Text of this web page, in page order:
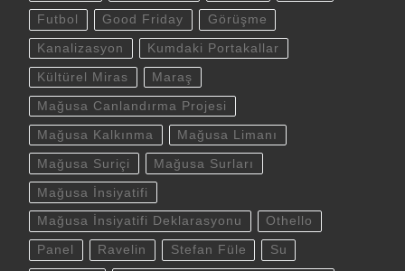
Futbol Good Friday Görüşme
Kanalizasyon Kumdaki Portakallar
Kültürel Miras Maraş
Mağusa Canlandırma Projesi
Mağusa Kalkınma Mağusa Limanı
Mağusa Suriçi Mağusa Surları
Mağusa İnsiyatifi
Mağusa İnsiyatifi Deklarasyonu Othello
Panel Ravelin Stefan Füle Su